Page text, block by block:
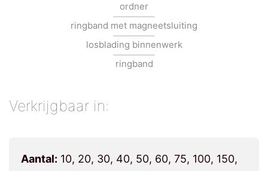
ordner
ringband met magneetsluiting
losblading binnenwerk
ringband
Verkrijgbaar in:
Aantal: 10, 20, 30, 40, 50, 60, 75, 100, 150,